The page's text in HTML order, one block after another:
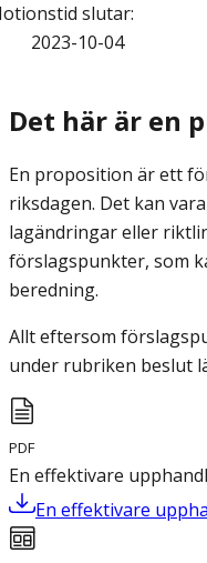
slutar:
2023-10-04
Det här är en
En proposition är ett
riksdagen. Det kan
lagändringar eller
förslagspunkter, som
beredning.
Allt eftersom
under rubriken beslut
PDF
En effektivare
En effektivare